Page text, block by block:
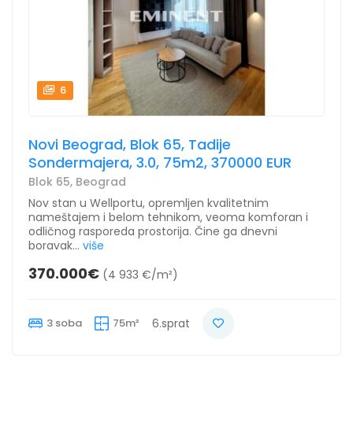
6
Novi Beograd, Blok 65, Tadije
Sondermajera, 3.0, 75m2, 370000 EUR
Blok 65, Beograd
Nov stan u Wellportu, opremljen kvalitetnim
nameštajem i belom tehnikom, veoma komforan i
odličnog rasporeda prostorija. Čine ga dnevni
boravak... više
370.000€ (4 933 €/m²)
3 soba 75m² 6.sprat